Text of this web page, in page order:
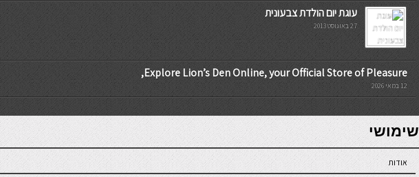
עוגת יום הולדת צבעונית
27 באוגוסט 2013
Explore Lion’s Den Online, your Official Store of Pleasure,
12 במאי 2026
7slots
seriöse online casinos österreich
שימושי
אודות